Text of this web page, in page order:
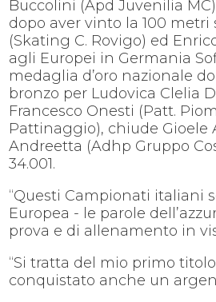
Buccolini (Apd Juvenilia
dopo aver vinto la 100 metri
(Skating C. Rovigo) ed
agli Europei in Germania
medaglia d’oro nazionale
bronzo per Ludovica Clelia
Francesco Onesti (Patt.
Pattinaggio), chiude Gioele
Andreetta (Adhp Gruppo
34.001.
“Questi Campionati italiani
Europea - le parole
prova e di allenamento in
“Si tratta del mio primo
conquistato anche un